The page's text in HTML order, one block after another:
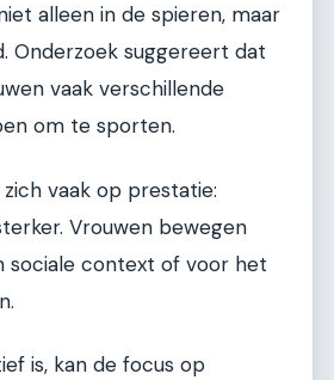
alleen in de spieren, maar
Onderzoek suggereert dat
vaak verschillende
om te sporten.
vaak op prestatie:
Vrouwen bewegen
sociale context of voor het
is, kan de focus op